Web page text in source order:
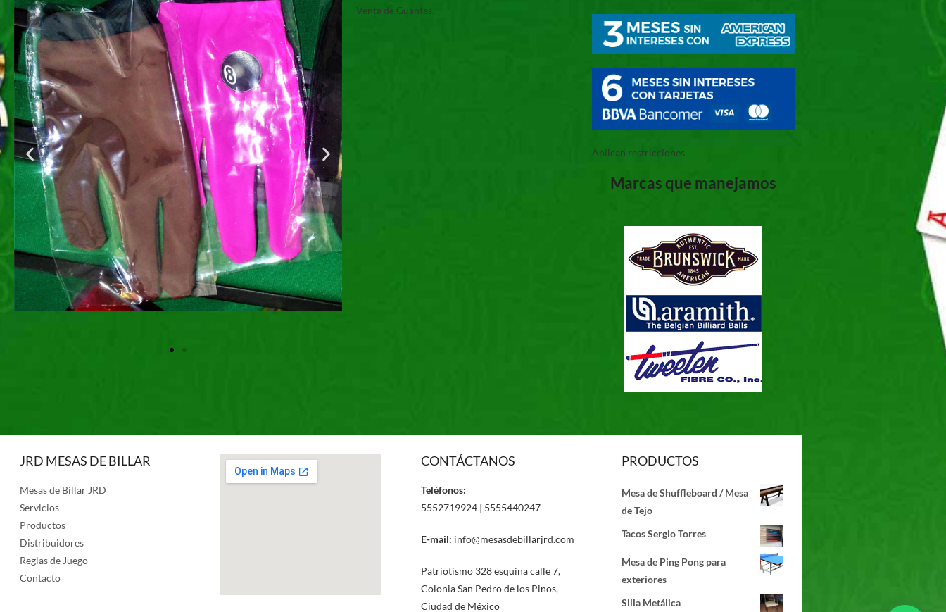
Venta de Guantes.
Aplican restricciones
Marcas que manejamos
JRD MESAS DE BILLAR
Mesas de Billar JRD
Servicios
Productos
Distribuidores
Reglas de Juego
Contacto
CONTÁCTANOS
Teléfonos:
5552719924 | 5555440247
E-mail: info@mesasdebillarjrd.com
Patriotismo 328 esquina calle 7,
Colonia San Pedro de los Pinos,
Ciudad de México
PRODUCTOS
Mesa de Shuffleboard / Mesa
de Tejo
Tacos Sergio Torres
Mesa de Ping Pong para
exteriores
Silla Metálica
¡Solicita Informes de la Mesa de Billar u
Otro Producto que Deseas Cotizar por
WhatsApp Ahora!